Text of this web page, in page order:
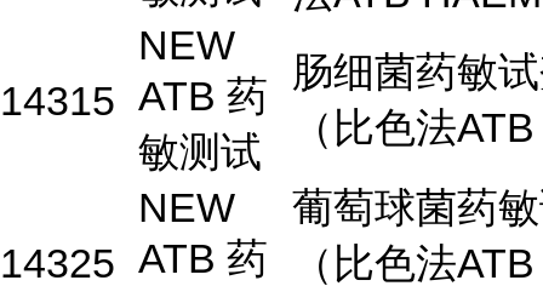
14315
NEW
ATB 药
敏测试
肠细菌药敏
（比色法
14325
NEW
ATB 药
葡萄球菌药
（比色法ATB